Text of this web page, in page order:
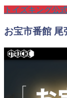
トイズキング
お宝市番館 尾